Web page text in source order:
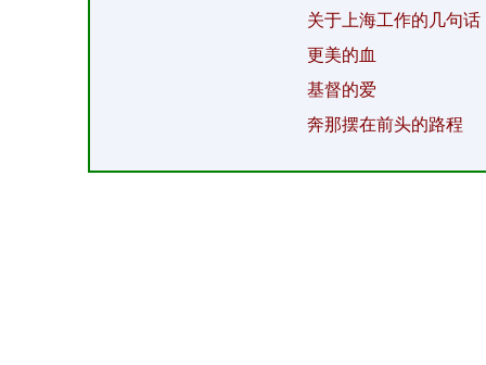
关于上海工作的几句话
更美的血
基督的爱
奔那摆在前头的路程